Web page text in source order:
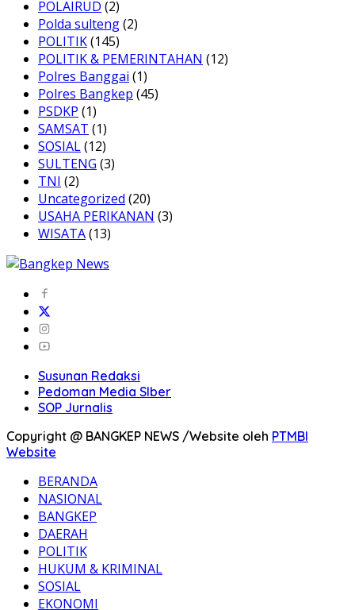
POLAIRUD (2)
Polda sulteng(2)
POLITIK(145)
POLITIK & PEMERINTAHAN (12)
Polres Banggai (1)
Polres Bangkep (45)
PSDKP (1)
SAMSAT (1)
SOSIAL(12)
SULTENG (3)
TNI (2)
Uncategorized (20)
USAHA PERIKANAN (3)
WISATA(13)
Susunan Redaksi
Pedoman Media SIber
SOP Jurnalis
Copyright @ BANGKEP NEWS /Website oleh PTMBI
Website
BERANDA
NASIONAL
BANGKEP
DAERAH
POLITIK
HUKUM & KRIMINAL
SOSIAL
EKONOMI